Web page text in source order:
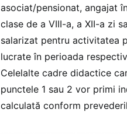
asociat/pensionat, angajat
clase de a VIII-a, a XII-a zi
salarizat pentru activitatea
lucrate în perioada
Celelalte cadre didactice
punctele 1 sau 2 vor primi
calculată conform